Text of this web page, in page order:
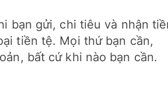
bạn gửi, chi tiêu và nhận
tiền tệ. Mọi thứ bạn cần,
bất cứ khi nào bạn cần.